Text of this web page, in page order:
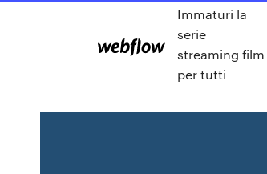
Immaturi la
serie
streaming film
per tutti